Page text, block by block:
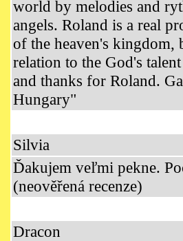
world by melodies and
angels. Roland is a real
of the heaven's kingdom,
relation to the God's
and thanks for Roland.
Hungary"
Silvia
Ďakujem veľmi pekne.
(neověřená recenze)
Dracon